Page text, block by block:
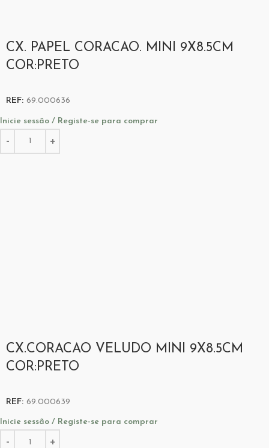
CX. PAPEL CORACAO. MINI 9X8.5CM
COR:PRETO
REF: 69.000636
Inicie sessão / Registe-se para comprar
CX.CORACAO VELUDO MINI 9X8.5CM
COR:PRETO
REF: 69.000639
Inicie sessão / Registe-se para comprar